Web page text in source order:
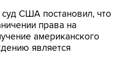
США постановил, что
права на
американского
является